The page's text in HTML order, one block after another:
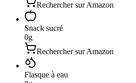
Rechercher sur Amazon
Snack sucré
0g
Rechercher sur Amazon
Flasque à eau